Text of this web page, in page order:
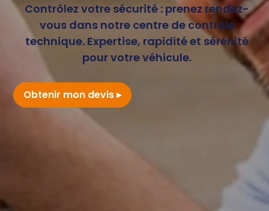
Contrôlez votre sécurité : prenez rendez-
vous dans notre centre de contrôle
technique. Expertise, rapidité et sérénité
pour votre véhicule.
Obtenir mon devis